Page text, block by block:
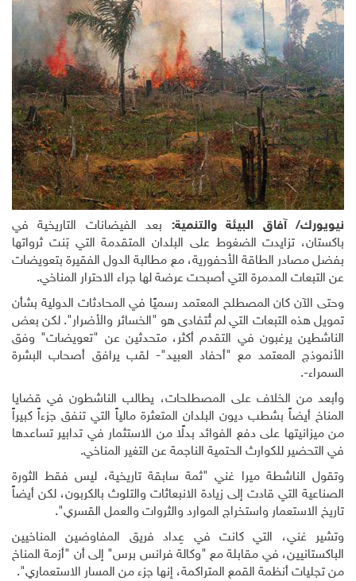
نيويورك/ آفاق البيئة والتنمية: بعد الفيضانات التاريخية في
باكستان، تزايدت الضغوط على البلدان المتقدمة التي بَنت ثرواتها
بفضل مصادر الطاقة الأحفورية، مع مطالبة الدول الفقيرة بتعويضات
عن التبعات المدمرة التي أصبحت عرضة لها جراء الاحترار المناخي.
وحتى الآن كان المصطلح المعتمد رسميًا في المحادثات الدولية بشأن
تمويل هذه التبعات التي لم تُتفادى هو "الخسائر والأضرار". لكن بعض
الناشطين يرغبون في التقدم أكثر، متحدثين عن "تعويضات" وفق
الأنموذج المعتمد مع "أحفاد العبيد"- لقب يرافق أصحاب البشرة
السمراء-.
وأبعد من الخلاف على المصطلحات، يطالب الناشطون في قضايا
المناخ أيضاً بشطب ديون البلدان المتعثرة مالياً التي تنفق جزءاً كبيراً
من ميزانيتها على دفع الفوائد بدلًا من الاستثمار في تدابير تساعدها
في التحضير للكوارث الحتمية الناجمة عن التغير المناخي.
وتقول الناشطة ميرا غني "ثمة سابقة تاريخية، ليس فقط الثورة
الصناعية التي قادت إلى زيادة الانبعاثات والتلوث بالكربون، لكن أيضاً
تاريخ الاستعمار واستخراج الموارد والثروات والعمل القسري".
وتشير غني، التي كانت في عِداد فريق المفاوضين المناخيين
الباكستانيين، في مقابلة مع "وكالة فرانس برس" إلى أن "أزمة المناخ
من تجليات أنظمة القمع المتراكمة، إنها جزء من المسار الاستعماري".